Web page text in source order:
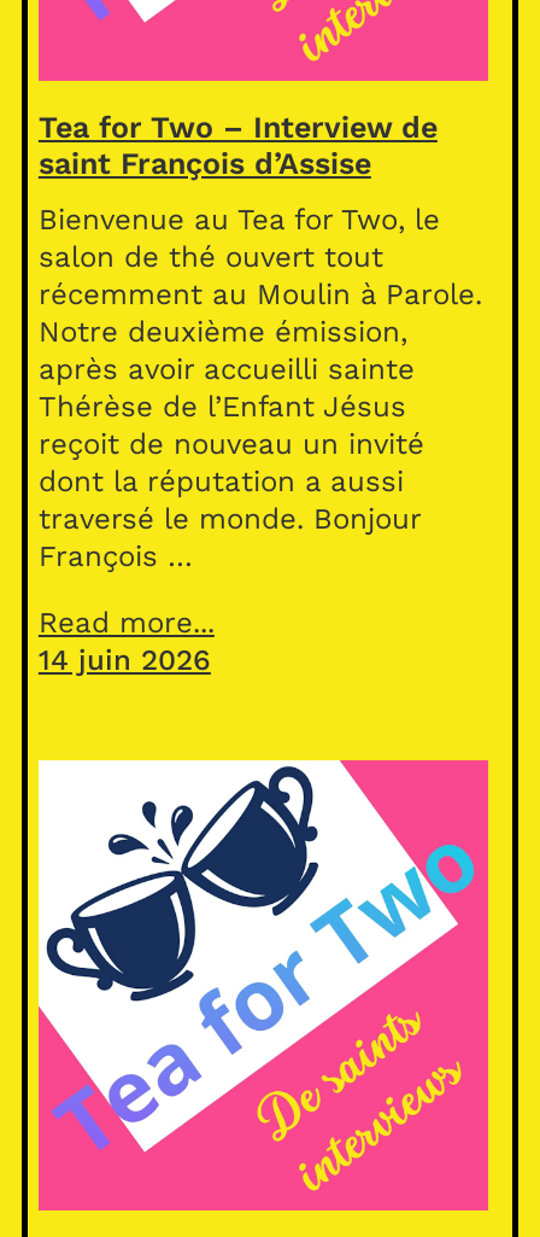
Tea for Two – Interview de
saint François d’Assise
Bienvenue au Tea for Two, le
salon de thé ouvert tout
récemment au Moulin à Parole.
Notre deuxième émission,
après avoir accueilli sainte
Thérèse de l’Enfant Jésus
reçoit de nouveau un invité
dont la réputation a aussi
traversé le monde. Bonjour
François …
Read more...
14 juin 2026